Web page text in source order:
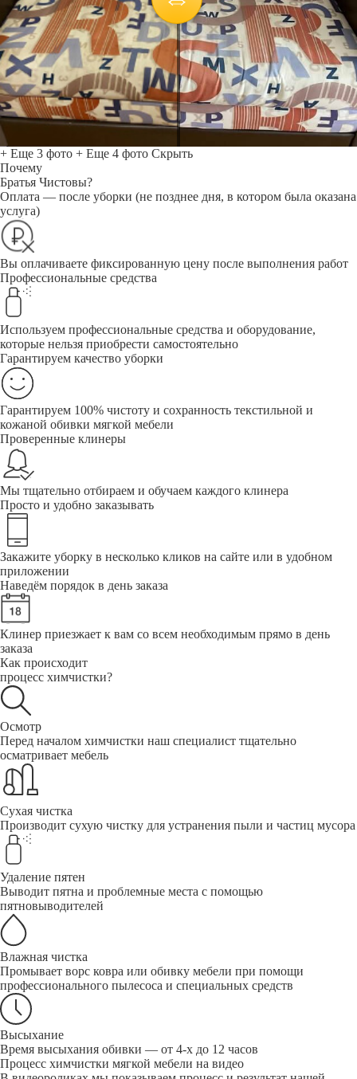
+ Еще 3 фото + Еще 4 фото Скрыть
Почему
Братья Чистовы?
Оплата — после уборки (не позднее дня, в котором была оказана
услуга)
Вы оплачиваете фиксированную цену после выполнения работ
Профессиональные средства
Используем профессиональные средства и оборудование,
которые нельзя приобрести самостоятельно
Гарантируем качество уборки
Гарантируем 100% чистоту и сохранность текстильной и
кожаной обивки мягкой мебели
Проверенные клинеры
Мы тщательно отбираем и обучаем каждого клинера
Просто и удобно заказывать
Закажите уборку в несколько кликов на сайте или в удобном
приложении
Наведём порядок в день заказа
Клинер приезжает к вам со всем необходимым прямо в день
заказа
Как происходит
процесс химчистки?
Осмотр
Перед началом химчистки наш специалист тщательно
осматривает мебель
Сухая чистка
Производит сухую чистку для устранения пыли и частиц мусора
Удаление пятен
Выводит пятна и проблемные места с помощью
пятновыводителей
Влажная чистка
Промывает ворс ковра или обивку мебели при помощи
профессионального пылесоса и специальных средств
Высыхание
Время высыхания обивки — от 4-х до 12 часов
Процесс химчистки мягкой мебели на видео